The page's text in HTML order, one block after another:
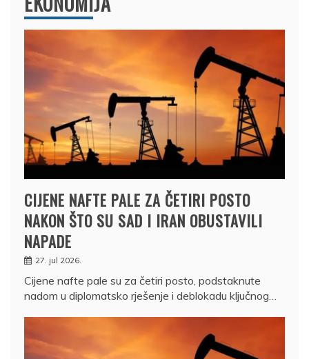
CIJENE NAFTE PALE ZA ČETIRI POSTO
NAKON ŠTO SU SAD I IRAN OBUSTAVILI
NAPADE
27. jul 2026.
Cijene nafte pale su za četiri posto, podstaknute
nadom u diplomatsko rješenje i deblokadu ključnog…